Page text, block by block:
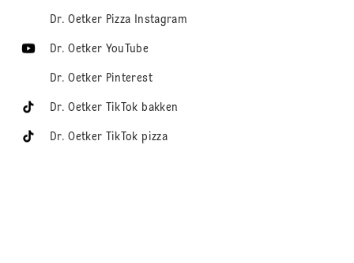
Dr. Oetker Pizza Instagram
Dr. Oetker YouTube
Dr. Oetker Pinterest
Dr. Oetker TikTok bakken
Dr. Oetker TikTok pizza